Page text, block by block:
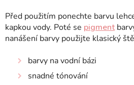
Před použitím ponechte barvu
kapkou vody. Poté se pigment
nanášení barvy použijte klasický
barvy na vodní bázi
snadné tónování